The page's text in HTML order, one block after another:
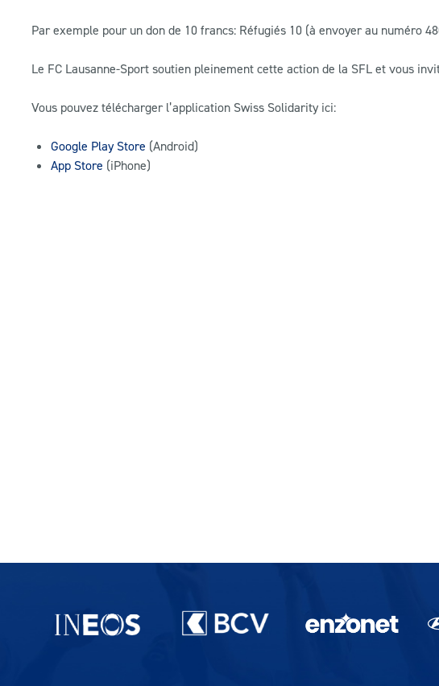
Par exemple pour un don de 10 francs: Réfugiés 10 (à envoyer au numéro
Le FC Lausanne-Sport soutien pleinement cette action de la SFL et vous
Vous pouvez télécharger l’application Swiss Solidarity ici:
Google Play Store (Android)
App Store (iPhone)
Partenaires du lausanne-Sport